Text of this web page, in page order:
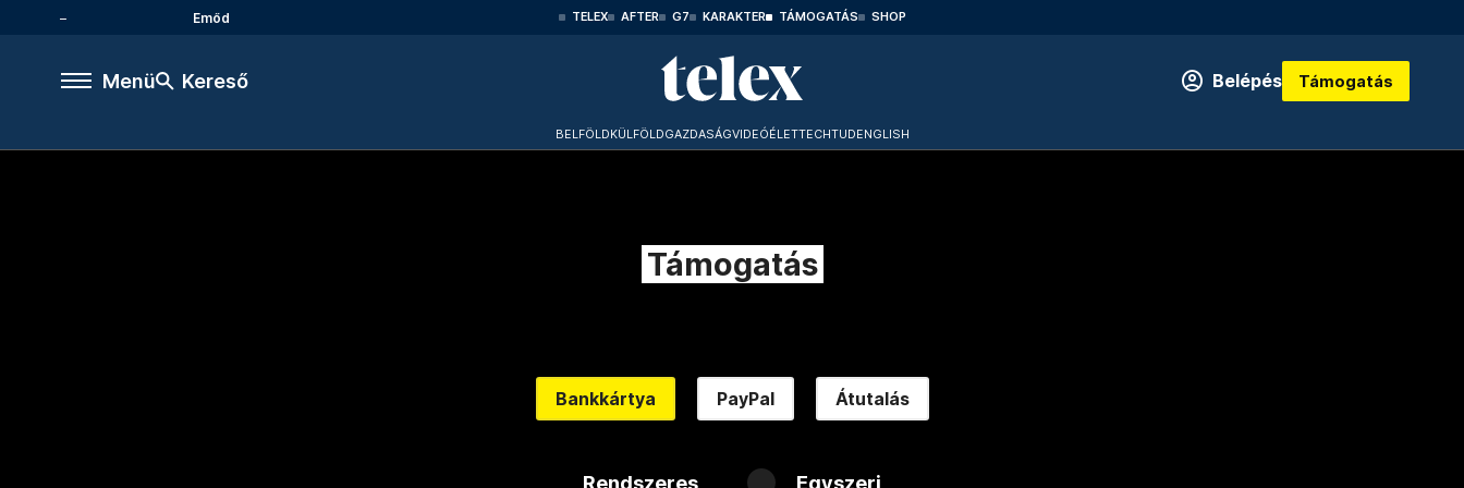
Emőd TELEX AFTER G7 KARAKTER TÁMOGATÁS SHOP
Menü Kereső Belépés Támogatás
BELFÖLDKÜLFÖLDGAZDASÁGVIDEÓÉLETTECHTUDENGLISH
Támogatás
Bankkártya PayPal Átutalás
Rendszeres Egyszeri